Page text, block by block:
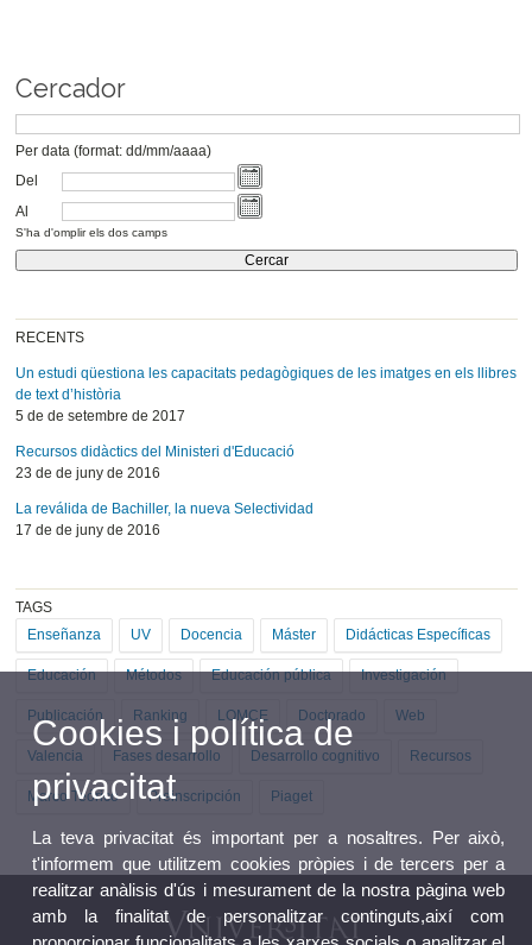
Cercador
Per data (format: dd/mm/aaaa)
Del
Al
S'ha d'omplir els dos camps
RECENTS
Un estudi qüestiona les capacitats pedagògiques de les imatges en els llibres
de text d’història
5 de de setembre de 2017
Recursos didàctics del Ministeri d'Educació
23 de de juny de 2016
La reválida de Bachiller, la nueva Selectividad
17 de de juny de 2016
TAGS
Enseñanza
UV Docencia Máster Didácticas Específicas
Educación Métodos Educación pública Investigación
Publicación Ranking LOMCE Doctorado Web
Valencia Fases desarrollo Desarrollo cognitivo Recursos
Marco Teórico Preinscripción Piaget
Cookies i política de
privacitat
La teva privacitat és important per a nosaltres. Per això,
t'informem que utilitzem cookies pròpies i de tercers per a
realitzar anàlisis d'ús i mesurament de la nostra pàgina web
amb la finalitat de personalitzar continguts,així com